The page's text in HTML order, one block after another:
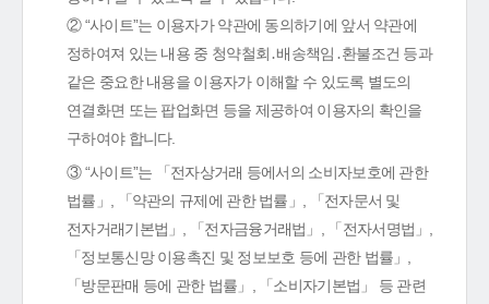
② “사이트”는 이용자가 약관에 동의하기에 앞서 약관에
정하여져 있는 내용 중 청약철회․배송책임․환불조건 등과
같은 중요한 내용을 이용자가 이해할 수 있도록 별도의
연결화면 또는 팝업화면 등을 제공하여 이용자의 확인을
구하여야 합니다.
③ “사이트”는 「전자상거래 등에서의 소비자보호에 관한
법률」, 「약관의 규제에 관한 법률」, 「전자문서 및
전자거래기본법」, 「전자금융거래법」, 「전자서명법」,
「정보통신망 이용촉진 및 정보보호 등에 관한 법률」,
「방문판매 등에 관한 법률」, 「소비자기본법」 등 관련